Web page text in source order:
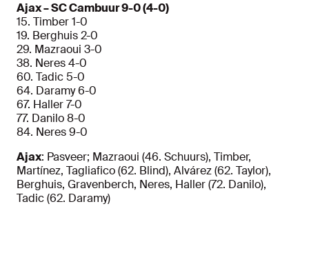
Ajax – SC Cambuur 9-0 (4-0)
15. Timber 1-0
19. Berghuis 2-0
29. Mazraoui 3-0
38. Neres 4-0
60. Tadic 5-0
64. Daramy 6-0
67. Haller 7-0
77. Danilo 8-0
84. Neres 9-0
Ajax: Pasveer; Mazraoui (46. Schuurs), Timber,
Martínez, Tagliafico (62. Blind), Alvárez (62. Taylor),
Berghuis, Gravenberch, Neres, Haller (72. Danilo),
Tadic (62. Daramy)